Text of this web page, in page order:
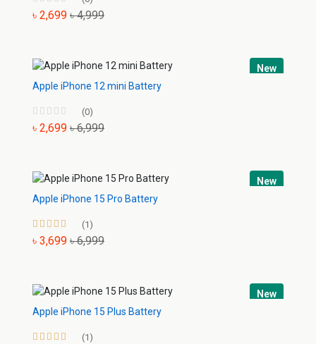
৳ 2,699 ৳ 4,999
New
Apple iPhone 12 mini Battery
(0)
৳ 2,699 ৳ 6,999
New
Apple iPhone 15 Pro Battery
(1)
৳ 3,699 ৳ 6,999
New
Apple iPhone 15 Plus Battery
(1)